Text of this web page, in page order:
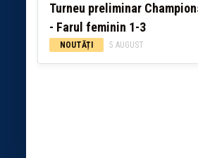
Turneu preliminar
- Farul feminin 1-3
NOUTĂȚI 5 AUGUST